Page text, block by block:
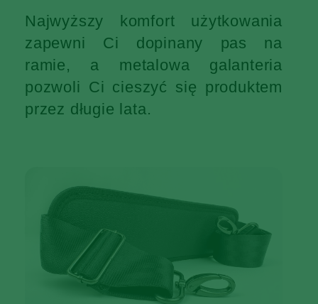
Najwyższy komfort użytkowania
zapewni Ci dopinany pas na
ramie, a metalowa galanteria
pozwoli Ci cieszyć się produktem
przez długie lata.